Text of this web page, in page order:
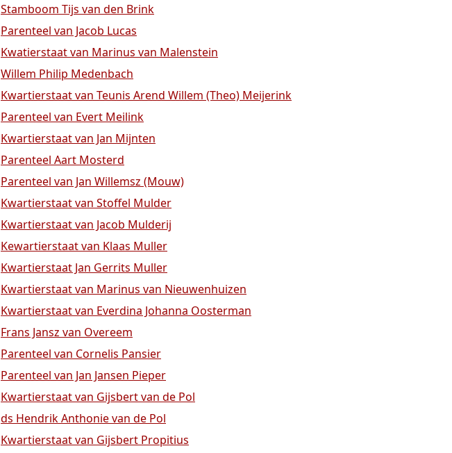
Stamboom Tijs van den Brink
Parenteel van Jacob Lucas
Kwatierstaat van Marinus van Malenstein
Willem Philip Medenbach
Kwartierstaat van Teunis Arend Willem (Theo) Meijerink
Parenteel van Evert Meilink
Kwartierstaat van Jan Mijnten
Parenteel Aart Mosterd
Parenteel van Jan Willemsz (Mouw)
Kwartierstaat van Stoffel Mulder
Kwartierstaat van Jacob Mulderij
Kewartierstaat van Klaas Muller
Kwartierstaat Jan Gerrits Muller
Kwartierstaat van Marinus van Nieuwenhuizen
Kwartierstaat van Everdina Johanna Oosterman
Frans Jansz van Overeem
Parenteel van Cornelis Pansier
Parenteel van Jan Jansen Pieper
Kwartierstaat van Gijsbert van de Pol
ds Hendrik Anthonie van de Pol
Kwartierstaat van Gijsbert Propitius